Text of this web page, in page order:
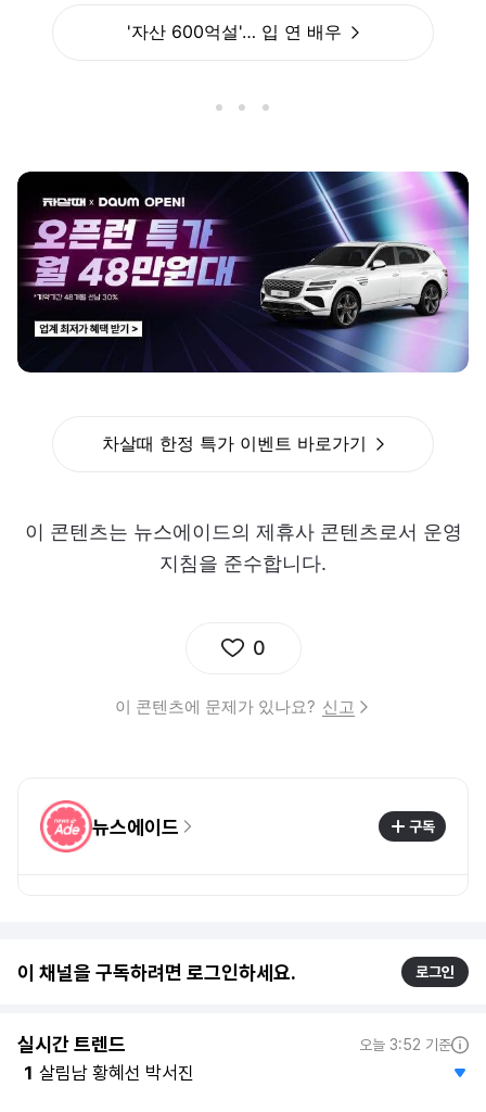
'자산 600억설'… 입 연 배우
차살때 한정 특가 이벤트 바로가기
이 콘텐츠는 뉴스에이드의 제휴사 콘텐츠로서 운영
지침을 준수합니다.
0
이 콘텐츠에 문제가 있나요? 신고
뉴스에이드 구독
이 채널을 구독하려면 로그인하세요. 로그인
실시간 트렌드 오늘 3:52 기준
1 살림남 황혜선 박서진